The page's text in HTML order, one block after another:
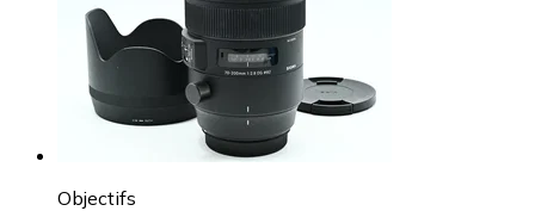
Objectifs